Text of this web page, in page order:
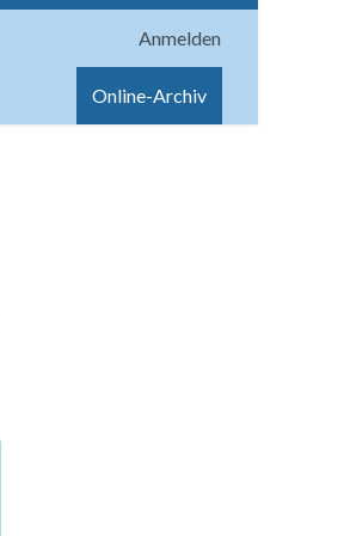
Anmelden
Online-Archiv